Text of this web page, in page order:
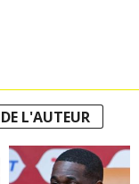
L'AUTEUR